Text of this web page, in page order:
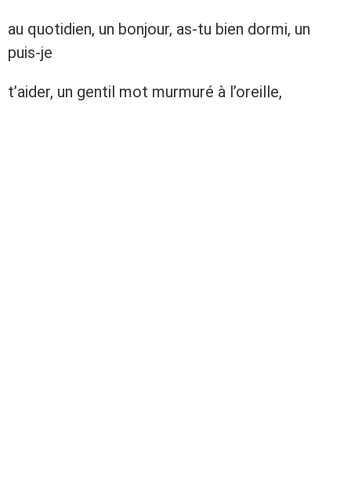
au quotidien, un bonjour, as-tu bien dormi, un
puis-je
t’aider, un gentil mot murmuré à l’oreille,